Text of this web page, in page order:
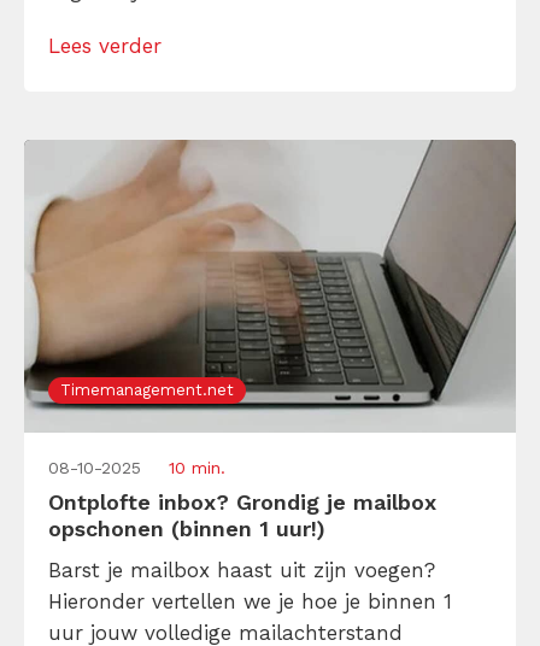
verklaren. Ho, stop! Stop de zeurende “Wat
Lees verder
Timemanagement.net
08-10-2025 10 min.
Ontplofte inbox? Grondig je mailbox
opschonen (binnen 1 uur!)
Barst je mailbox haast uit zijn voegen?
Hieronder vertellen we je hoe je binnen 1
uur jouw volledige mailachterstand